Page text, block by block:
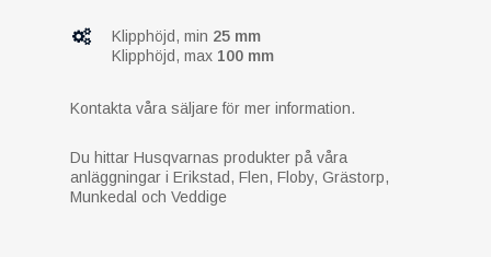
Klipphöjd, min 25 mm
Klipphöjd, max 100 mm
Kontakta våra säljare för mer information.
Du hittar Husqvarnas produkter på våra
anläggningar i Erikstad, Flen, Floby, Grästorp,
Munkedal och Veddige